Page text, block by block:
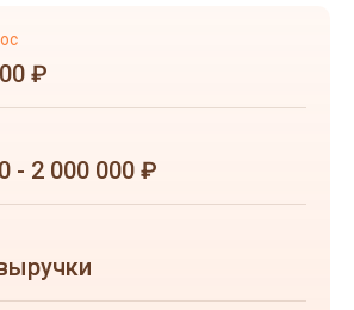
₽
- 2 000 000 ₽